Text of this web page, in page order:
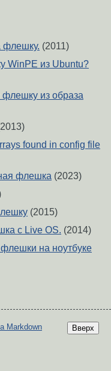
флешку. (2011)
WinPE из Ubuntu?
из образа
found in config file
флешка (2023)
(2015)
с Live OS. (2014)
флешки на ноутбуке
Вверх
Markdown